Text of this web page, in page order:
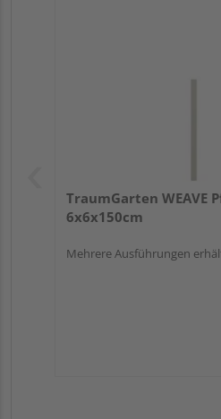
TraumGarten WEAVE
6x6x150cm
Mehrere Ausführungen